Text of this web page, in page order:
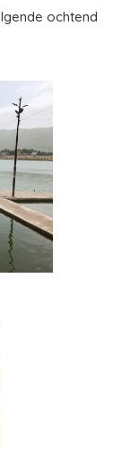
ochtend